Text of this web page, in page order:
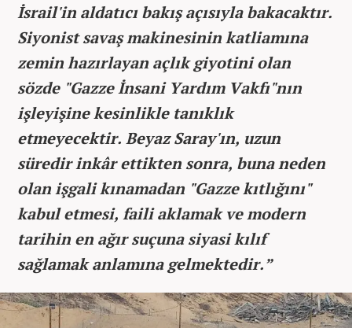
İsrail'in aldatıcı bakış açısıyla bakacaktır.
Siyonist savaş makinesinin katliamına
zemin hazırlayan açlık giyotini olan
sözde "Gazze İnsani Yardım Vakfı"nın
işleyişine kesinlikle tanıklık
etmeyecektir. Beyaz Saray'ın, uzun
süredir inkâr ettikten sonra, buna neden
olan işgali kınamadan "Gazze kıtlığını"
kabul etmesi, faili aklamak ve modern
tarihin en ağır suçuna siyasi kılıf
sağlamak anlamına gelmektedir.”